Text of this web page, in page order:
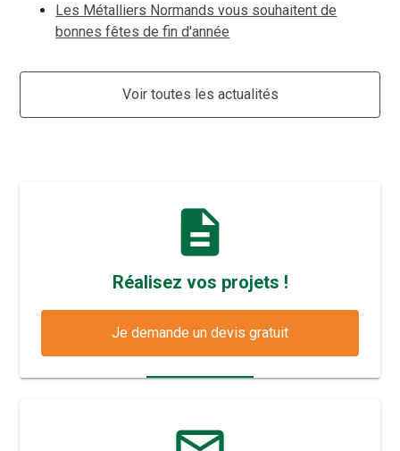
Les Métalliers Normands vous souhaitent de
bonnes fêtes de fin d'année
Voir toutes les actualités
description
Réalisez vos projets !
Je demande un devis gratuit